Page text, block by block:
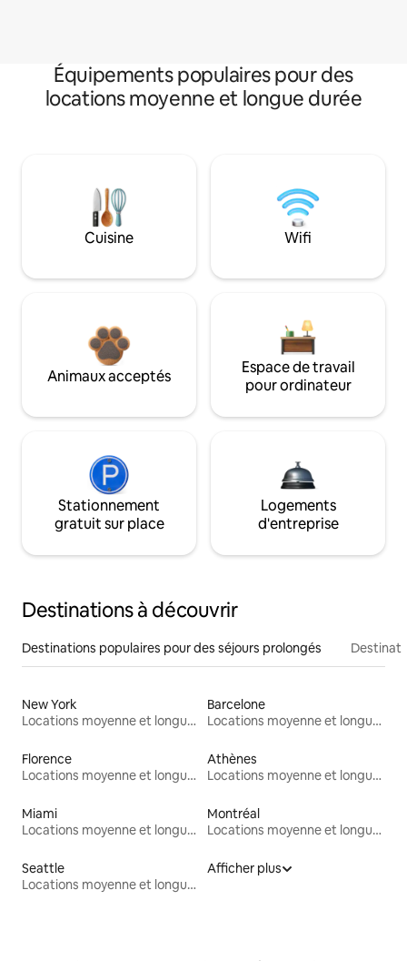
Équipements populaires pour des
locations moyenne et longue durée
Cuisine Wifi
Animaux acceptés
Espace de travail
pour ordinateur
Stationnement
gratuit sur place
Logements
d'entreprise
Destinations à découvrir
Destinations populaires pour des séjours prolongés
New York
Locations moyenne et longue durée
Barcelone
Locations moyenne et longue durée
Florence
Locations moyenne et longue durée
Athènes
Locations moyenne et longue durée
Miami
Locations moyenne et longue durée
Montréal
Locations moyenne et longue durée
Seattle
Locations moyenne et longue durée
Afficher plus